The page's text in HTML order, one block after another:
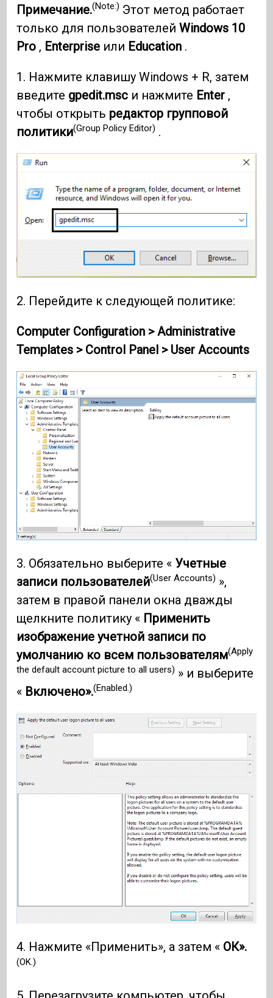
Примечание.(Note:) Этот метод работает
только для пользователейWindows 10
Pro , Enterprise или Education .
1. Нажмите клавишу Windows + R, затем
введите gpedit.msc и нажмите Enter ,
чтобы открыть редактор групповой
политики(Group Policy Editor) .
2. Перейдите к следующей политике:
Computer Configuration > Administrative
Templates > Control Panel > User Accounts
3. Обязательно выберите « Учетные
записи пользователей(User Accounts) »,
затем в правой панели окна дважды
щелкните политику « Применить
изображение учетной записи по
умолчанию ко всем пользователям(Apply
the default account picture to all users) » и выберите
« Включено».(Enabled.)
4. Нажмите «Применить», а затем « ОК».
(OK.)